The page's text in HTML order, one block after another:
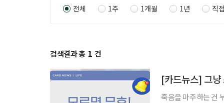
전체 1주 1개월 1년 직
검색결과 총 1 건
[카드뉴스] 그
죽음을 마주하는 건